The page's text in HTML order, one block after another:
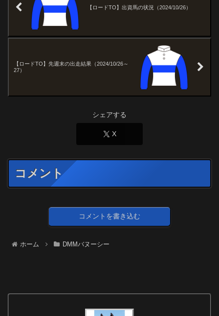
【ロードTO】出資馬の状況（2024/10/26）
【ロードTO】先週末の出走結果（2024/10/26～
27）
シェアする
X
コメント
コメントを書き込む
ホーム DMMバヌーシー